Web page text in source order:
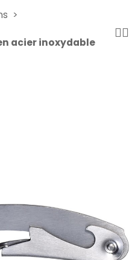
acier inoxydable